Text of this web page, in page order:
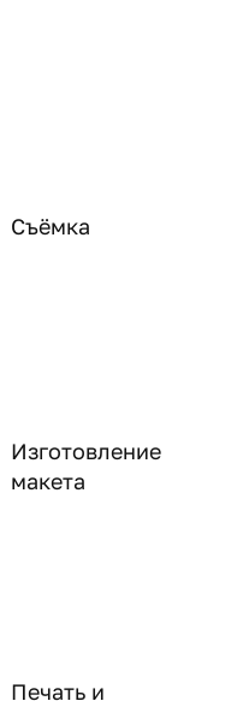
Съёмка
Изготовление
макета
Печать и